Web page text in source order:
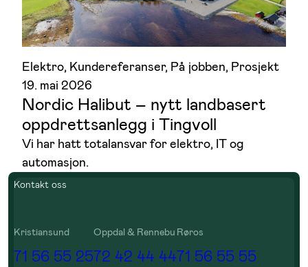
Elektro, Kundereferanser, På jobben, Prosjekt
19. mai 2026
Nordic Halibut – nytt landbasert
oppdrettsanlegg i Tingvoll
Vi har hatt totalansvar for elektro, IT og
automasjon.
Kontakt oss
Kristiansund
71 56 55 25
Oppdal & Rennebu
72 42 44 44
Røros
71 56 55 55